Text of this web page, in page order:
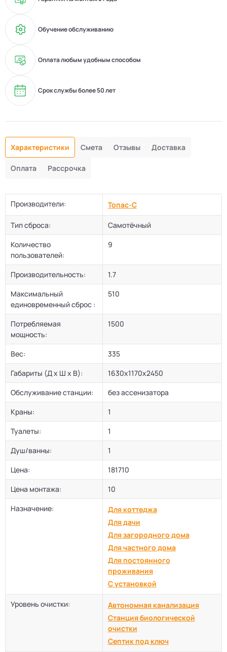
Обучение обслуживанию
Оплата любым удобным способом
Срок службы более 50 лет
Характеристики Смета Отзывы Доставка
Оплата Рассрочка
Производители: Топас-С
Тип сброса:
Самотёчный
Количество
пользователей:
9
Производительность:
1.7
Максимальный
единовременный сброс :
510
Потребляемая
мощность:
1500
Вес:
335
Габариты (Д х Ш х В):
1630х1170х2450
Обслуживание станции:
без ассенизатора
Краны:
1
Туалеты:
1
Душ/ванны:
1
Цена:
181710
Цена монтажа:
10
Назначение:
Для коттеджа
Для дачи
Для загородного дома
Для частного дома
Для постоянного
проживания
С установкой
Уровень очистки:
Автономная канализация
Станция биологической
очистки
Септик под ключ